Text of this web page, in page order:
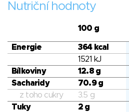
Nutriční hodnoty
100 g
Energie 364 kcal
1521 kJ
Bílkoviny
12.8 g
Sacharidy
70.9 g
z toho cukry
3.5 g
Tuky
2 g